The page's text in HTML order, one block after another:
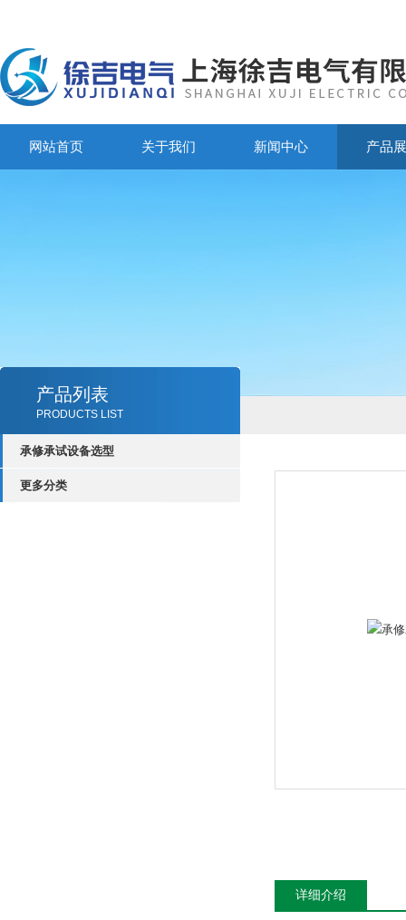
网站首页 关于我们 新闻中心 产品
产品列表
PRODUCTS LIST
承修承试设备选型
更多分类
详细介绍